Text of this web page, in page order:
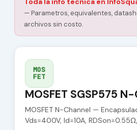
— Parametros, equivalentes,
archivos sin costo.
MOS
FET
MOSFET SGSP575
MOSFET N-Channel —
Vds=400V, Id=10A,